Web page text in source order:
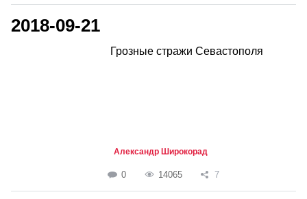
2018-09-21
Грозные стражи Севастополя
Александр Широкорад
0 14065 7